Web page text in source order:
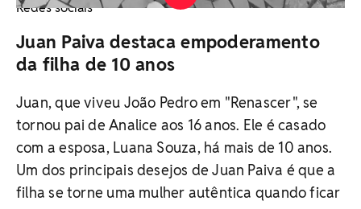
Redes sociais
Juan Paiva destaca empoderamento
da filha de 10 anos
Juan, que viveu João Pedro em "Renascer", se
tornou pai de Analice aos 16 anos. Ele é casado
com a esposa, Luana Souza, há mais de 10 anos.
Um dos principais desejos de Juan Paiva é que a
filha se torne uma mulher autêntica quando ficar